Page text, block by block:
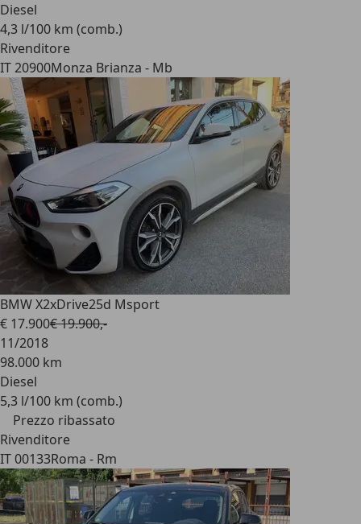
Diesel
4,3 l/100 km (comb.)
Rivenditore
IT 20900Monza Brianza - Mb
BMW X2xDrive25d Msport
€ 17.900€ 19.900,-
11/2018
98.000 km
Diesel
5,3 l/100 km (comb.)
Prezzo ribassato
Rivenditore
IT 00133Roma - Rm